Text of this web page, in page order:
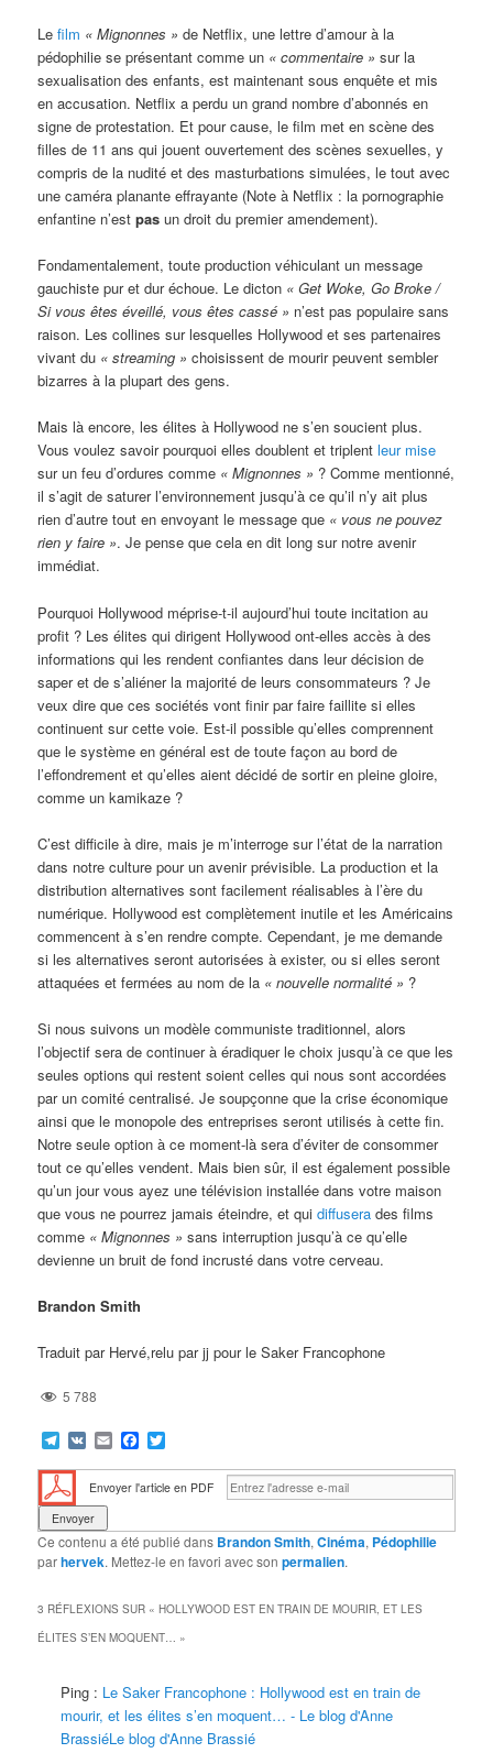
Lefilm « Mignonnes » de Netflix, une lettre d’amour à la
pédophilie se présentant comme un « commentaire » sur la
sexualisation des enfants, est maintenant sous enquête et mis
en accusation. Netflix a perdu un grand nombre d’abonnés en
signe de protestation. Et pour cause, le film met en scène des
filles de 11 ans qui jouent ouvertement des scènes sexuelles, y
compris de la nudité et des masturbations simulées, le tout avec
une caméra planante effrayante (Note à Netflix : la pornographie
enfantine n’estpas un droit du premier amendement).
Fondamentalement, toute production véhiculant un message
gauchiste pur et dur échoue. Le dicton « Get Woke, Go Broke /
Si vous êtes éveillé, vous êtes cassé » n’est pas populaire sans
raison. Les collines sur lesquelles Hollywood et ses partenaires
vivant du « streaming » choisissent de mourir peuvent sembler
bizarres à la plupart des gens.
Mais là encore, les élites à Hollywood ne s’en soucient plus.
Vous voulez savoir pourquoi elles doublent et triplentleur mise
sur un feu d’ordures comme « Mignonnes » ? Comme mentionné,
il s’agit de saturer l’environnement jusqu’à ce qu’il n’y ait plus
rien d’autre tout en envoyant le message que « vous ne pouvez
rien y faire ». Je pense que cela en dit long sur notre avenir
immédiat.
Pourquoi Hollywood méprise-t-il aujourd’hui toute incitation au
profit ? Les élites qui dirigent Hollywood ont-elles accès à des
informations qui les rendent confiantes dans leur décision de
saper et de s’aliéner la majorité de leurs consommateurs ? Je
veux dire que ces sociétés vont finir par faire faillite si elles
continuent sur cette voie. Est-il possible qu’elles comprennent
que le système en général est de toute façon au bord de
l’effondrement et qu’elles aient décidé de sortir en pleine gloire,
comme un kamikaze ?
C’est difficile à dire, mais je m’interroge sur l’état de la narration
dans notre culture pour un avenir prévisible. La production et la
distribution alternatives sont facilement réalisables à l’ère du
numérique. Hollywood est complètement inutile et les Américains
commencent à s’en rendre compte. Cependant, je me demande
si les alternatives seront autorisées à exister, ou si elles seront
attaquées et fermées au nom de la « nouvelle normalité » ?
Si nous suivons un modèle communiste traditionnel, alors
l’objectif sera de continuer à éradiquer le choix jusqu’à ce que les
seules options qui restent soient celles qui nous sont accordées
par un comité centralisé. Je soupçonne que la crise économique
ainsi que le monopole des entreprises seront utilisés à cette fin.
Notre seule option à ce moment-là sera d’éviter de consommer
tout ce qu’elles vendent. Mais bien sûr, il est également possible
qu’un jour vous ayez une télévision installée dans votre maison
que vous ne pourrez jamais éteindre, et quidiffusera des films
comme « Mignonnes » sans interruption jusqu’à ce qu’elle
devienne un bruit de fond incrusté dans votre cerveau.
Brandon Smith
Traduit par Hervé,relu par jj pour le Saker Francophone
5 788
Telegram
VK EmailFacebook
Envoyer l'article en PDF
Ce contenu a été publié dans Brandon Smith,Cinéma, Pédophilie
parhervek. Mettez-le en favori avec sonpermalien.
3 RÉFLEXIONS SUR «HOLLYWOOD EST EN TRAIN DE MOURIR, ET LES
ÉLITES S’EN MOQUENT…
»
Ping : Le Saker Francophone : Hollywood est en train de
mourir, et les élites s’en moquent… - Le blog d'Anne
BrassiéLe blog d'Anne Brassié